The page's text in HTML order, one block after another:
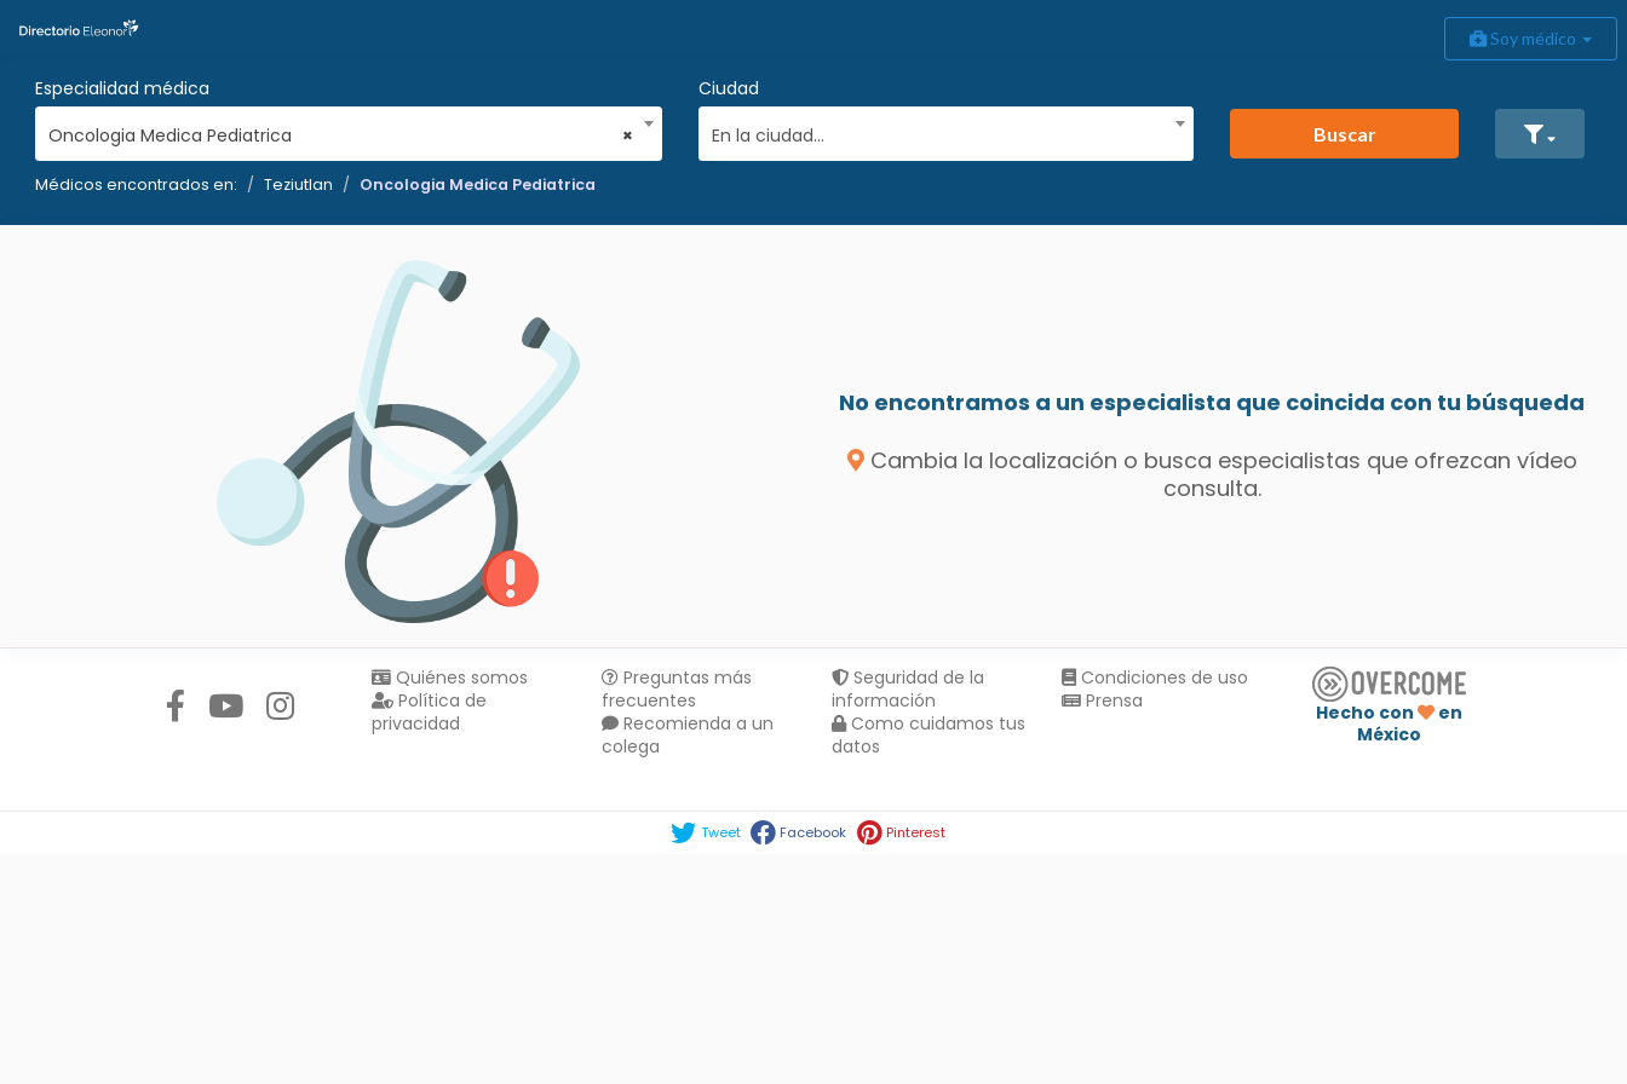
Soy médico
Especialidad médica
×
Oncologia Medica Pediatrica
Ciudad
En la ciudad...
Buscar
Médicos encontrados en: Teziutlan Oncologia Medica Pediatrica
No encontramos a un especialista que coincida con tu búsqueda
Cambia la localización o busca especialistas que ofrezcan vídeo
consulta.
Quiénes somos
Política de
privacidad
Preguntas más
frecuentes
Recomienda a un
colega
Seguridad de la
información
Como cuidamos tus
datos
Condiciones de uso
Prensa
Hecho con
en
México
Tweet Facebook Pinterest